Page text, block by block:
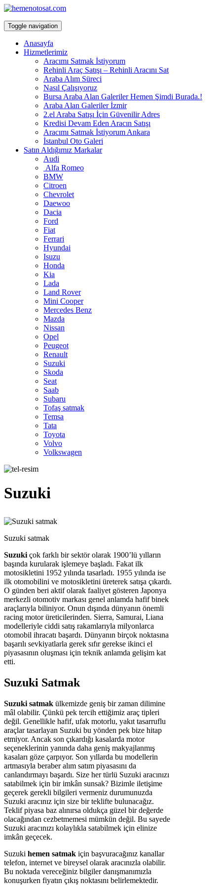
Toggle navigation
Anasayfa
Hizmetlerimiz
Aracımı Satmak İstiyorum
Rehinli Araç Satışı – Rehinli Aracını Sat
Araba Alım Süreci
Nasıl Çalışıyoruz
Bursa Araba Alan Galeriler Hemen Şimdi Burada.!
Araba Alan Galeriler İzmir
2.el Araba Satışı İçin Güvenilir Adres
Kredisi Devam Eden Aracın Satışı
Aracımı Satmak İstiyorum Ankara
İstanbul Oto Galeri
Satın Aldığımız Markalar
Audi
Alfa Romeo
BMW
Citroen
Chevrolet
Daewoo
Dacia
Ford
Fiat
Ferrari
Hyundai
Isuzu
Honda
Kia
Lada
Land Rover
Mini Cooper
Mercedes Benz
Mazda
Nissan
Opel
Peugeot
Renault
Suzuki
Skoda
Seat
Saab
Subaru
Tofaş satmak
Temsa
Tata
Toyota
Volvo
Volkswagen
Suzuki
Suzuki satmak
Suzukiçok farklı bir sektör olarak 1900’lü yılların
başında kurularak işlemeye başladı. Fakat ilk
motosikletini 1952 yılında tasarladı. 1955 yılında ise
ilk otomobilini ve motosikletini üreterek satışa çıkardı.
O günden beri aktif olarak faaliyet gösteren Japonya
merkezli otomotiv markası genel anlamda hafif binek
araçlarıyla biliniyor. Onun dışında dünyanın önemli
racing motor üreticilerinden. Sierra, Samurai, Liana
modelleriyle ciddi satış rakamlarıyla milyonlarca
otomobil ihracatı başardı. Dünyanın birçok noktasına
başarılı sevkiyatlarla gerek sıfır gerekse ikinci el
piyasasının oluşması için teknik anlamda gelişim kat
etti.
Suzuki Satmak
Suzuki satmak ülkemizde geniş bir zaman dilimine
mâl olabilir. Çünkü pek tercih ettiğimiz araç tipleri
değil. Genellikle hafif, ufak motorlu, yakıt tasarruflu
araçlar tasarlayan Suzuki bu yönden pek bize hitap
etmiyor. Ancak son çıkardığı kasalarda motor
seçeneklerinin yanında daha geniş makyajlanmış
kasaları göze çarpıyor. Son yıllarda bu modellerin
artmasıyla beraber alım satım piyasasını da
canlandırmayı başardı. Size her türlü Suzuki aracınızı
satabilmek için bir imkân sunsak? Bizimle iletişime
geçerek gerekli bilgileri vermeniz durumunuzda
Suzuki aracınız için size bir teklifte bulunacağız.
Teklif piyasa baz alınırsa oldukça güzel bir değerde
olacağından cezbetmemesi mümkün değil. Bu sayede
Suzuki aracınızı kolaylıkla satabilmek için elinize
imkân geçecek.
Suzuki hemen satmak için başvuracağınız kanallar
telefon, internet ve bireysel olarak aracınızla olabilir.
Bu noktada vereceğiniz bilgiler danışmanımızla
konuşurken fiyatın çıkış noktasını belirlemektedir.